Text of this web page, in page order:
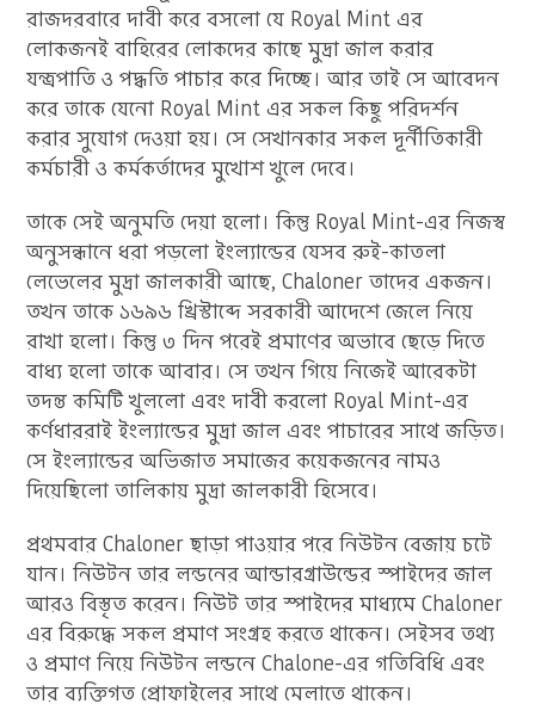
রাজদরবারে দাবী করে বসলো যে Royal Mint এর
লোকজনই বাহিরের লোকদের কাছে মুদ্রা জাল করার
যন্ত্রপাতি ও পদ্ধতি পাচার করে দিচ্ছে। আর তাই সে আবেদন
করে তাকে যেনো Royal Mint এর সকল কিছু পরিদর্শন
করার সুযোগ দেওয়া হয়। সে সেখানকার সকল দূর্নীতিকারী
কর্মচারী ও কর্মকর্তাদের মুখোশ খুলে দেবে।
তাকে সেই অনুমতি দেয়া হলো। কিন্তু Royal Mint-এর নিজস্ব
অনুসন্ধানে ধরা পড়লো ইংল্যান্ডের যেসব রুই-কাতলা
লেভেলের মুদ্রা জালকারী আছে, Chaloner তাদের একজন।
তখন তাকে ১৬৯৬ খ্রিস্টাব্দে সরকারী আদেশে জেলে নিয়ে
রাখা হলো। কিন্তু ৩ দিন পরেই প্রমাণের অভাবে ছেড়ে দিতে
বাধ্য হলো তাকে আবার। সে তখন গিয়ে নিজেই আরেকটা
তদন্ত কমিটি খুললো এবং দাবী করলো Royal Mint-এর
কর্ণধাররাই ইংল্যান্ডের মুদ্রা জাল এবং পাচারের সাথে জড়িত।
সে ইংল্যান্ডের অভিজাত সমাজের কয়েকজনের নামও
দিয়েছিলো তালিকায় মুদ্রা জালকারী হিসেবে।
প্রথমবার Chaloner ছাড়া পাওয়ার পরে নিউটন বেজায় চটে
যান। নিউটন তার লন্ডনের আন্ডারগ্রাউন্ডের স্পাইদের জাল
আরও বিস্তৃত করেন। নিউট তার স্পাইদের মাধ্যমে Chaloner
এর বিরুদ্ধে সকল প্রমাণ সংগ্রহ করতে থাকেন। সেইসব তথ্য
ও প্রমাণ নিয়ে নিউটন লন্ডনে Chalone-এর গতিবিধি এবং
তার ব্যক্তিগত প্রোফাইলের সাথে মেলাতে থাকেন।